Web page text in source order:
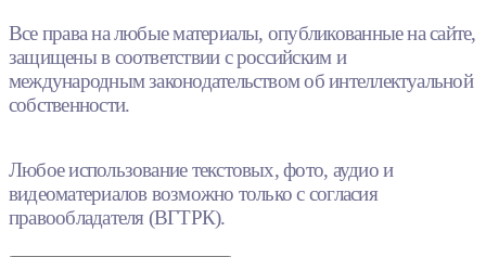
Все права на любые материалы, опубликованные на сайте,
защищены в соответствии с российским и
международным законодательством об интеллектуальной
собственности.
Любое использование текстовых, фото, аудио и
видеоматериалов возможно только с согласия
правообладателя (ВГТРК).